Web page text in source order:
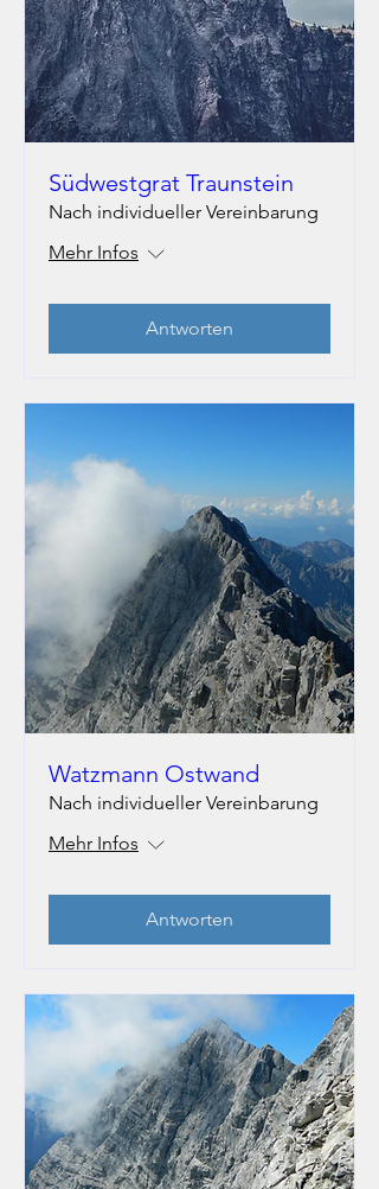
Südwestgrat Traunstein
Nach individueller Vereinbarung
Mehr Infos
Antworten
Watzmann Ostwand
Nach individueller Vereinbarung
Mehr Infos
Antworten